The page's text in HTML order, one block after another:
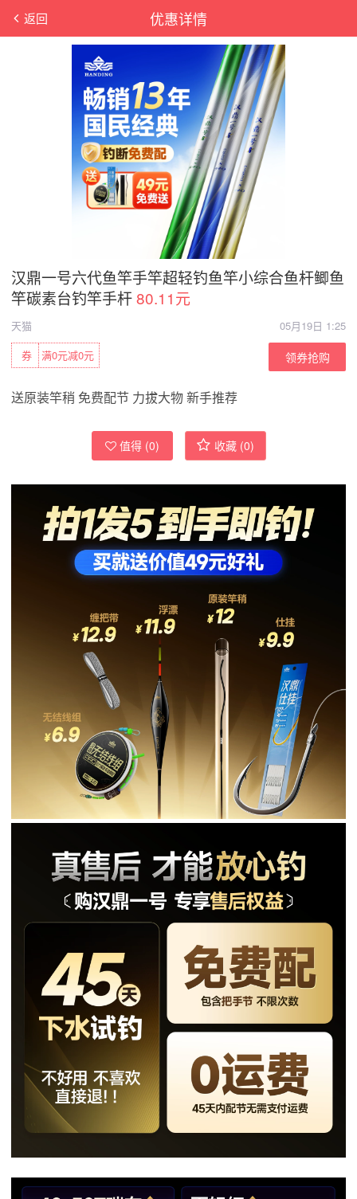
优惠详情
返回
汉鼎一号六代鱼竿手竿超轻钓鱼竿小综合鱼杆鲫鱼
竿碳素台钓竿手杆80.11元
天猫
05月19日 1:25
满0元减0元
券 领券抢购
送原装竿稍 免费配节 力拔大物 新手推荐
值得 (0) 收藏 (0)